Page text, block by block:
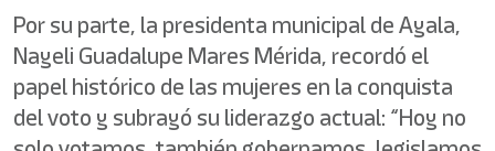
Por su parte, la presidenta municipal de Ayala,
Nayeli Guadalupe Mares Mérida, recordó el
papel histórico de las mujeres en la conquista
del voto y subrayó su liderazgo actual: “Hoy no